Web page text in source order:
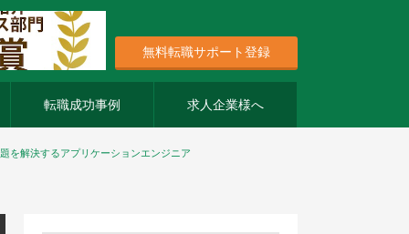
無料転職サポート登録
転職成功事例 求人企業様へ
を解決するアプリケーションエンジニア